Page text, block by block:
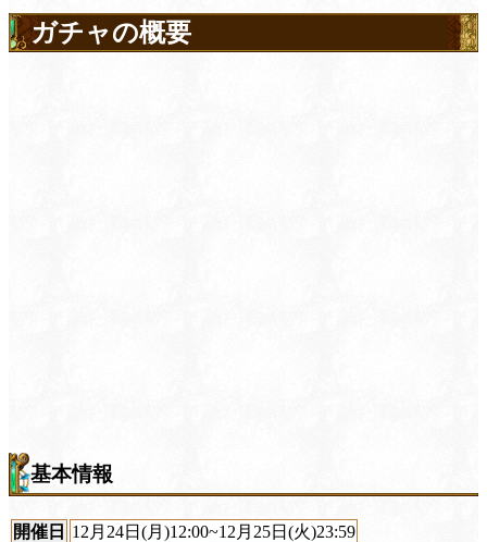
ガチャの概要
基本情報
開催日 12月24日(月)12:00~12月25日(火)23:59